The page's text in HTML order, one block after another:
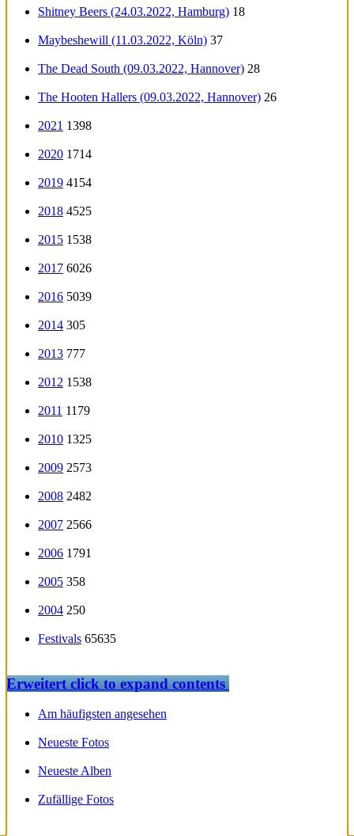
Shitney Beers (24.03.2022, Hamburg) 18
Maybeshewill (11.03.2022, Köln) 37
The Dead South (09.03.2022, Hannover) 28
The Hooten Hallers (09.03.2022, Hannover) 26
2021 1398
2020 1714
2019 4154
2018 4525
2015 1538
2017 6026
2016 5039
2014 305
2013 777
2012 1538
2011 1179
2010 1325
2009 2573
2008 2482
2007 2566
2006 1791
2005 358
2004 250
Festivals 65635
Erweitertclick to expand contents
Am häufigsten angesehen
Neueste Fotos
Neueste Alben
Zufällige Fotos